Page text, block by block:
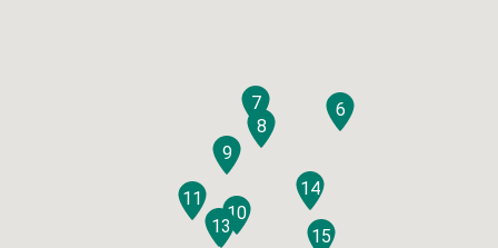
6
7
8
9
10
11
12
13
14
15